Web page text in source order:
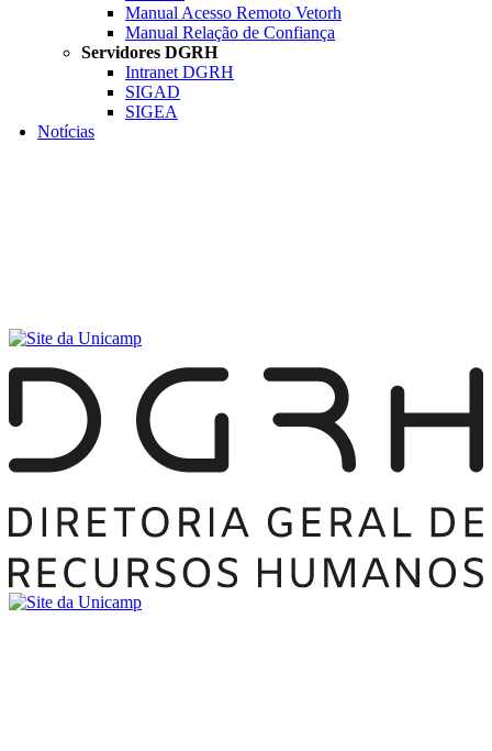
Manual Acesso Remoto Vetorh
Manual Relação de Confiança
Servidores DGRH
Intranet DGRH
SIGAD
SIGEA
Notícias